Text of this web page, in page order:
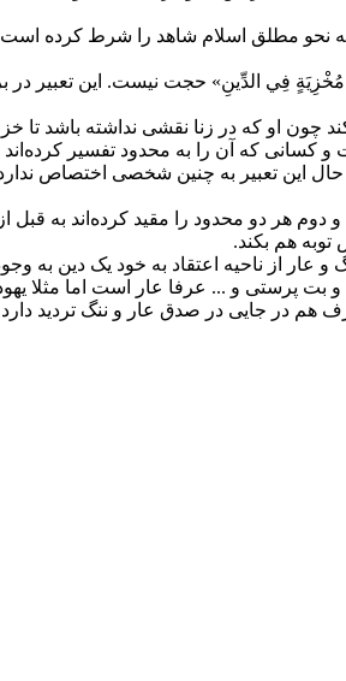
به نحو مطلق اسلام شاهد را شرط کرده
مُخْزِيَةٍ فِي الدِّينِ» حجت نیست. این
چون او که در زنا نقشی نداشته باشد تا
که آن را به محدود تفسیر کرده‌اند
این تعبیر به چنین شخصی اختصاص
هر دو محدود را مقید کرده‌اند به
هم بکند.
از ناحیه اعتقاد به خود یک دین به
پرستی و ... عرفا عار است اما مثلا
در جایی در صدق عار و ننگ تردید